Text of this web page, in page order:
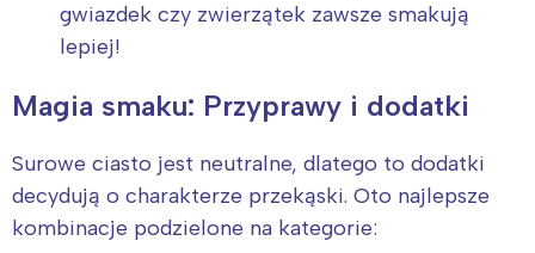
gwiazdek czy zwierzątek zawsze smakują
lepiej!
Magia smaku: Przyprawy i dodatki
Surowe ciasto jest neutralne, dlatego to dodatki
decydują o charakterze przekąski. Oto najlepsze
kombinacje podzielone na kategorie: